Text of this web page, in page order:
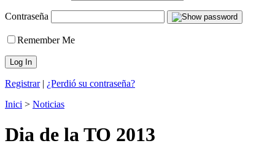
Contraseña
Remember Me
Registrar| ¿Perdió su contraseña?
Inici > Noticias
Dia de la TO 2013